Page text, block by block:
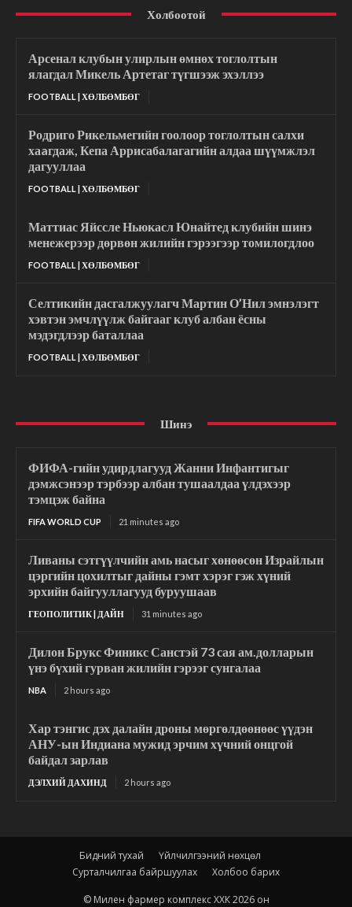
Холбоотой
Арсенал клубын улирлын өмнөх тоглолтын
ялагдал Микель Артетаг түгшээж эхэллээ
FOOTBALL | ХӨЛБӨМБӨГ
Родриго Рикельмегийн гоолоор тоглолтын салхи
хаaгдаж, Кепа Аррисабалагагийн алдаа шүүмжлэл
дагууллаа
FOOTBALL | ХӨЛБӨМБӨГ
Маттиас Яйссле Ньюкасл Юнайтед клубийн шинэ
менежерээр дөрвөн жилийн гэрээгээр томилогдлоо
FOOTBALL | ХӨЛБӨМБӨГ
Селтикийн дасгалжуулагч Мартин О’Нил эмнэлэгт
хэвтэн эмчлүүлж байгааг клуб албан ёсны
мэдэгдлээр баталлаа
FOOTBALL | ХӨЛБӨМБӨГ
Шинэ
ФИФА-гийн удирдлагууд Жанни Инфантигыг
дэмжсэнээр тэрбээр албан тушаалдаа үлдэхээр
тэмцэж байна
FIFA WORLD CUP 21 minutes ago
Ливаны сэтгүүлчийн амь насыг хөнөөсөн Израйлын
цэргийн цохилтыг дайны гэмт хэрэг гэж хүний
эрхийн байгууллагууд буруушаав
ГЕОПОЛИТИК | ДАЙН 31 minutes ago
Дилон Брукс Финикс Санстэй 73 сая ам.долларын
үнэ бүхий гурван жилийн гэрээг сунгалаа
NBA 2 hours ago
Хар тэнгис дэх далайн дроны мөргөлдөөнөөс үүдэн
АНУ-ын Индиана мужид эрчим хүчний онцгой
байдал зарлав
ДЭЛХИЙ ДАХИНД 2 hours ago
Бидний тухай
Үйлчилгээний нөхцөл
Сурталчилгаа байршуулах
Холбоо барих
© Милен фармер комплекс ХХК 2026 он